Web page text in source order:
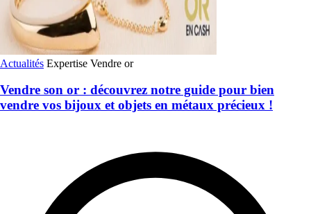
Actualités Expertise Vendre or
Vendre son or : découvrez notre guide pour bien
vendre vos bijoux et objets en métaux précieux !